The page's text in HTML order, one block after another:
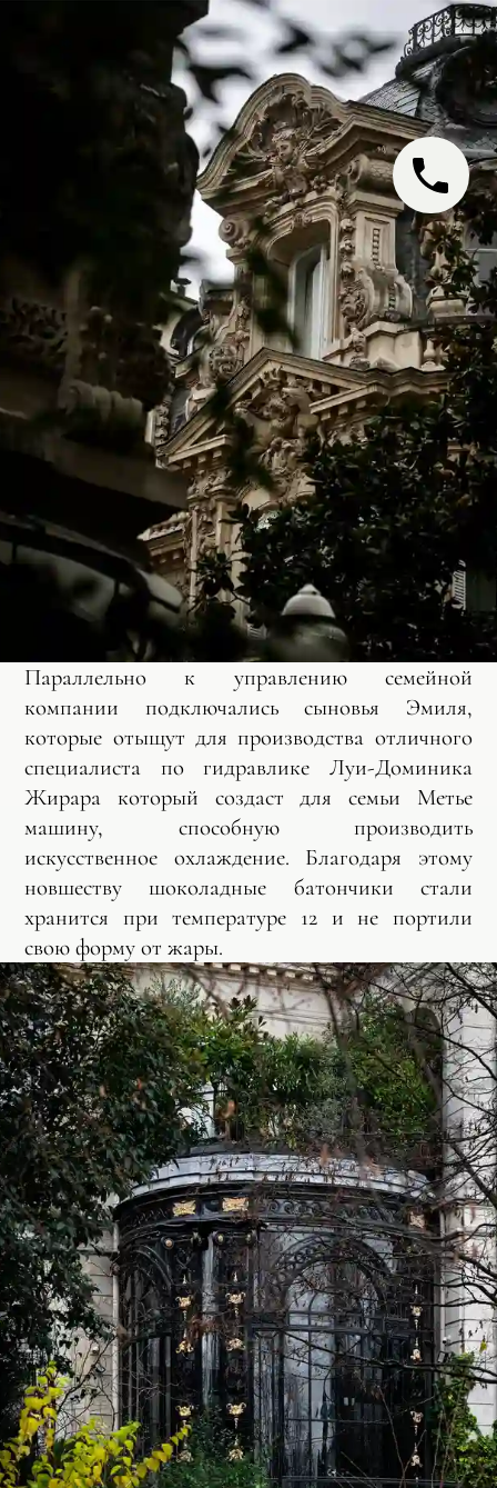
Параллельно к управлению семейной
компании подключались сыновья Эмиля,
которые отыщут для производства отличного
специалиста по гидравлике Луи-Доминика
Жирара который создаст для семьи Метье
машину, способную производить
искусственное охлаждение. Благодаря этому
новшеству шоколадные батончики стали
хранится при температуре 12 и не портили
свою форму от жары.